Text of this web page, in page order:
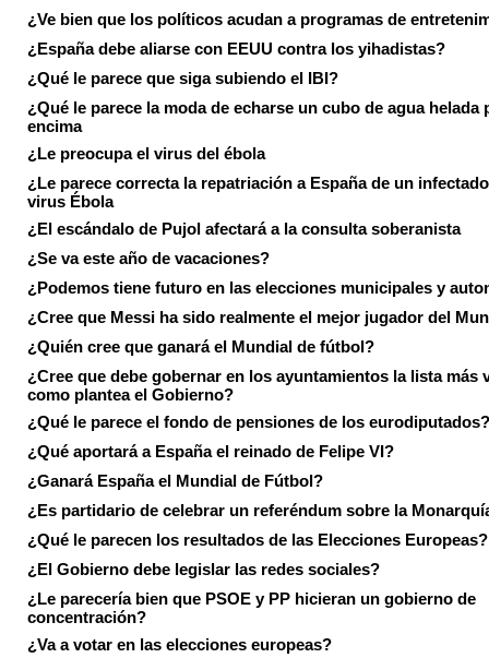
¿Ve bien que los políticos acudan a programas de
¿España debe aliarse con EEUU contra los yihadistas?
¿Qué le parece que siga subiendo el IBI?
¿Qué le parece la moda de echarse un cubo de agua helada
encima
¿Le preocupa el virus del ébola
¿Le parece correcta la repatriación a España de un
virus Ébola
¿El escándalo de Pujol afectará a la consulta soberanista
¿Se va este año de vacaciones?
¿Podemos tiene futuro en las elecciones municipales y
¿Cree que Messi ha sido realmente el mejor jugador del
¿Quién cree que ganará el Mundial de fútbol?
¿Cree que debe gobernar en los ayuntamientos la lista más
como plantea el Gobierno?
¿Qué le parece el fondo de pensiones de los eurodiputados?
¿Qué aportará a España el reinado de Felipe VI?
¿Ganará España el Mundial de Fútbol?
¿Es partidario de celebrar un referéndum sobre la
¿Qué le parecen los resultados de las Elecciones Europeas?
¿El Gobierno debe legislar las redes sociales?
¿Le parecería bien que PSOE y PP hicieran un gobierno de
concentración?
¿Va a votar en las elecciones europeas?